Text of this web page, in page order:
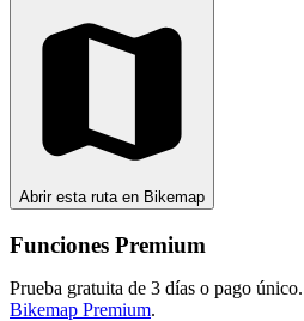
Abrir esta ruta en Bikemap
Funciones Premium
Prueba gratuita de 3 días o pago único.
Bikemap Premium.